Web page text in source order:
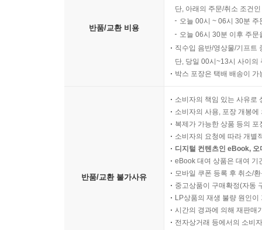
반품/교환 비용
단, 아래의 주문/취소 조건
오늘 00시 ~ 06시 30분
오늘 06시 30분 이후 주
직수입 음반/영상물/기프트
단, 당일 00시~13시 사이의
박스 포장은 택배 배송이
반품/교환 불가사유
소비자의 책임 있는 사유로
소비자의 사용, 포장 개봉
복제가 가능한 상품 등의
소비자의 요청에 따라 개별
디지털 컨텐츠인 eBook,
eBook 대여 상품은 대여 기
모바일 쿠폰 등록 후 취소/
중고상품이 구매확정(자동
LP상품의 재생 불량 원인
시간의 경과에 의해 재판매
전자상거래 등에서의 소비